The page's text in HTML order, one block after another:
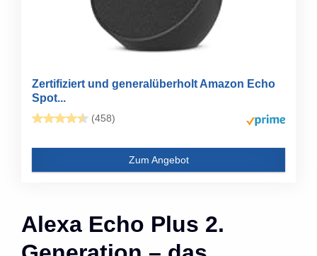
Zertifiziert und generalüberholt Amazon Echo
Spot...
(458)
Zum Angebot
Alexa Echo Plus 2.